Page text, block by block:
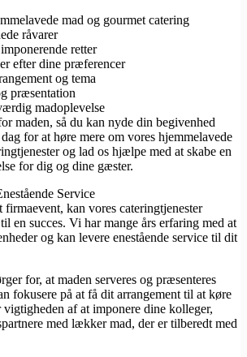
mad og gourmet catering
råvarer
retter
efter dine præferencer
og tema
præsentation
madoplevelse
maden, så du kan nyde din begivenhed
for at høre mere om vores hjemmelavede
og lad os hjælpe med at skabe en
for dig og dine gæster.
Service
kan vores cateringtjenester
en succes. Vi har mange års erfaring med at
og kan levere enestående service til dit
for, at maden serveres og præsenteres
fokusere på at få dit arrangement til at køre
af at imponere dine kolleger,
med lækker mad, der er tilberedt med